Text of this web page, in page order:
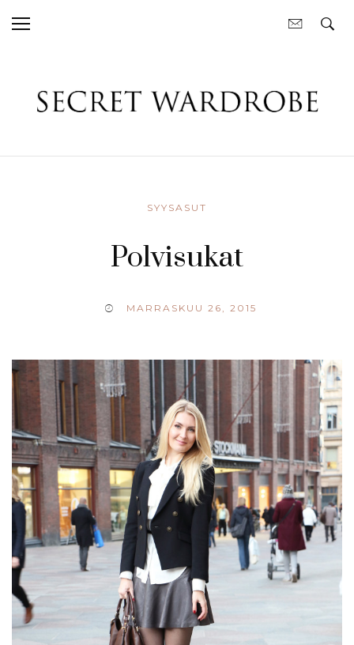
SYYSASUT
Polvisukat
MARRASKUU 26, 2015